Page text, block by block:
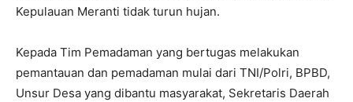
Kepulauan Meranti tidak turun hujan.
Kepada Tim Pemadaman yang bertugas melakukan
pemantauan dan pemadaman mulai dari TNI/Polri, BPBD,
Unsur Desa yang dibantu masyarakat, Sekretaris Daerah